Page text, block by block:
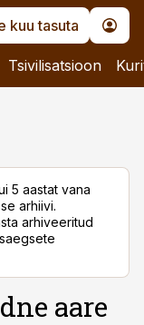
kuu tasuta
Tsivilisatsioon
5 aastat vana
arhiivi.
arhiveeritud
aare